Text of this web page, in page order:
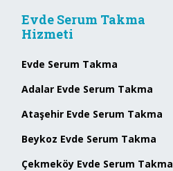
Evde Serum Takma
Hizmeti
Evde Serum Takma
Adalar Evde Serum Takma
Ataşehir Evde Serum Takma
Beykoz Evde Serum Takma
Çekmeköy Evde Serum Takma